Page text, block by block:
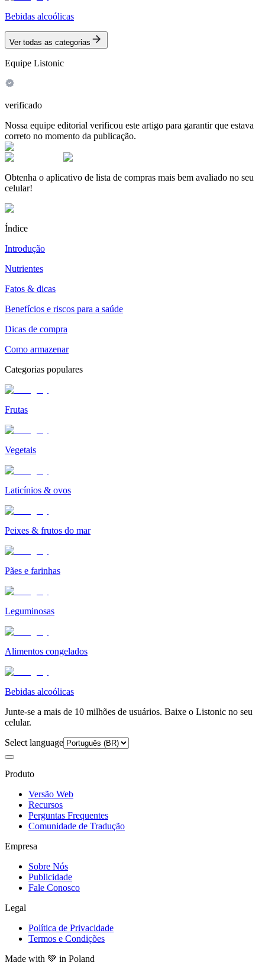
Bebidas alcoólicas
Ver todas as categorias
Equipe Listonic
verificado
Nossa equipe editorial verificou este artigo para garantir que estava
correto no momento da publicação.
Obtenha o aplicativo de lista de compras mais bem avaliado no seu
celular!
Índice
Introdução
Nutrientes
Fatos & dicas
Benefícios e riscos para a saúde
Dicas de compra
Como armazenar
Categorias populares
Frutas
Vegetais
Laticínios & ovos
Peixes & frutos do mar
Pães e farinhas
Leguminosas
Alimentos congelados
Bebidas alcoólicas
Junte-se a mais de 10 milhões de usuários. Baixe o Listonic no seu
celular.
Select language
Produto
Versão Web
Recursos
Perguntas Frequentes
Comunidade de Tradução
Empresa
Sobre Nós
Publicidade
Fale Conosco
Legal
Política de Privacidade
Termos e Condições
Made with 💚 in Poland